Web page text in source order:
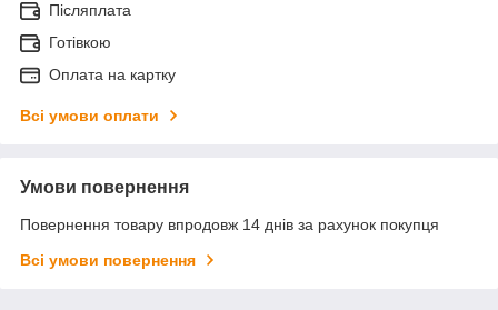
Післяплата
Готівкою
Оплата на картку
Всі умови оплати
Умови повернення
Повернення товару впродовж 14 днів за рахунок покупця
Всі умови повернення